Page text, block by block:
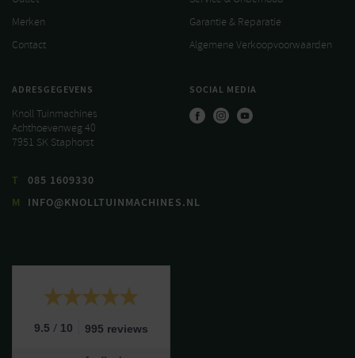
Merken
Contact
Garantie & Reparatie
Algemene Verkoopvoorwaarden
ADRESGEGEVENS
Knoll Tuinmachines
Achthoevenweg 40
7951 SK Staphorst
T
085 1609330
M
INFO@KNOLLTUINMACHINES.NL
SOCIAL MEDIA
9.5 / 10 995 reviews